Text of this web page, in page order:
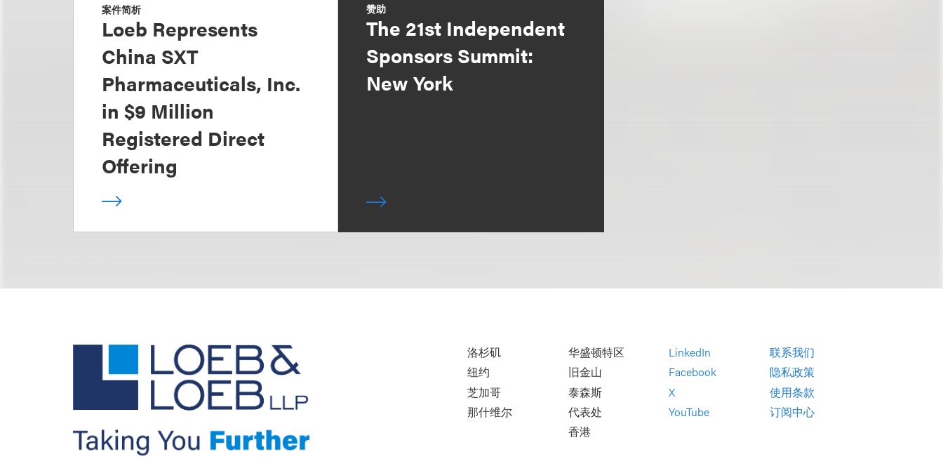
案件简析
Loeb Represents
China SXT
Pharmaceuticals, Inc.
in $9 Million
Registered Direct
Offering
赞助
The 21st Independent
Sponsors Summit:
New York
洛杉矶
纽约
芝加哥
那什维尔
华盛顿特区
旧金山
泰森斯
代表处
香港
LinkedIn
Facebook
X
YouTube
联系我们
隐私政策
使用条款
订阅中心